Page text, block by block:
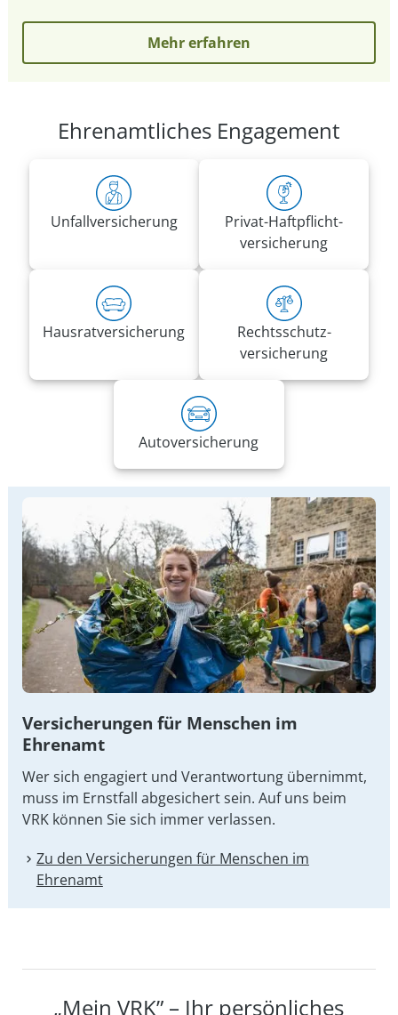
Mehr erfahren
Ehrenamtliches Engagement
Unfall­versicherung
Privat-Haft­pflicht­
versicherung
Hausrat­versicherung
Rechts­schutz­
versicherung
Auto­versicherung
Versicherungen für Menschen im
Ehrenamt
Wer sich engagiert und Verantwortung übernimmt,
muss im Ernstfall abgesichert sein. Auf uns beim
VRK können Sie sich immer verlassen.
Zu den Versicherungen für Menschen im
Ehrenamt
„Mein VRK” – Ihr persönliches